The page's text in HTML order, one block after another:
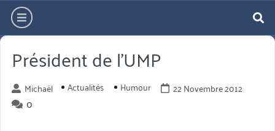
Aller
directement
au
contenu
hamburger
Président de l’UMP
Michaël Actualités Humour 22 Novembre 2012
0